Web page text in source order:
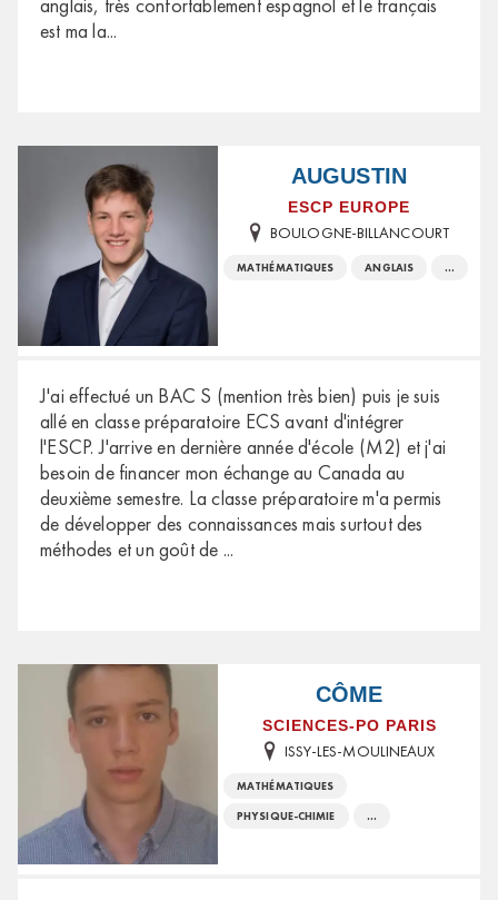
anglais, très confortablement espagnol et le français
est ma la...
AUGUSTIN
ESCP EUROPE
BOULOGNE-BILLANCOURT
MATHÉMATIQUES ANGLAIS ...
J'ai effectué un BAC S (mention très bien) puis je suis
allé en classe préparatoire ECS avant d'intégrer
l'ESCP. J'arrive en dernière année d'école (M2) et j'ai
besoin de financer mon échange au Canada au
deuxième semestre. La classe préparatoire m'a permis
de développer des connaissances mais surtout des
méthodes et un goût de ...
CÔME
SCIENCES-PO PARIS
ISSY-LES-MOULINEAUX
MATHÉMATIQUES
PHYSIQUE-CHIMIE ...